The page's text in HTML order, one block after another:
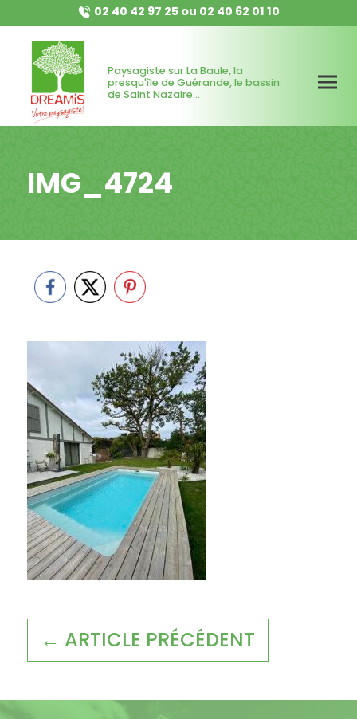
02 40 42 97 25ou 02 40 62 01 10
Paysagiste sur La Baule, la
presqu'île de Guérande, le bassin
de Saint Nazaire...
IMG_4724
← ARTICLE PRÉCÉDENT